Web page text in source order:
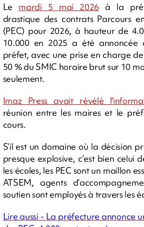
Le mardi 5 mai 2026 à la
drastique des contrats Parcours
(PEC) pour 2026, à hauteur de
10.000 en 2025 a été annoncée
préfet, avec une prise en charge
50 % du SMIC horaire brut sur 10
seulement.
Imaz Press avait révélé
réunion entre les maires et le
cours.
S’il est un domaine où la décision
presque explosive, c’est bien celui
les écoles, les PEC sont un maillon
ATSEM, agents
soutien sont employés à travers les
Lire aussi - La préfecture annonce